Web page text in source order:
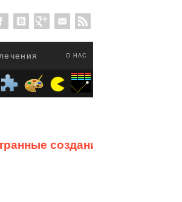
О НАС
создания